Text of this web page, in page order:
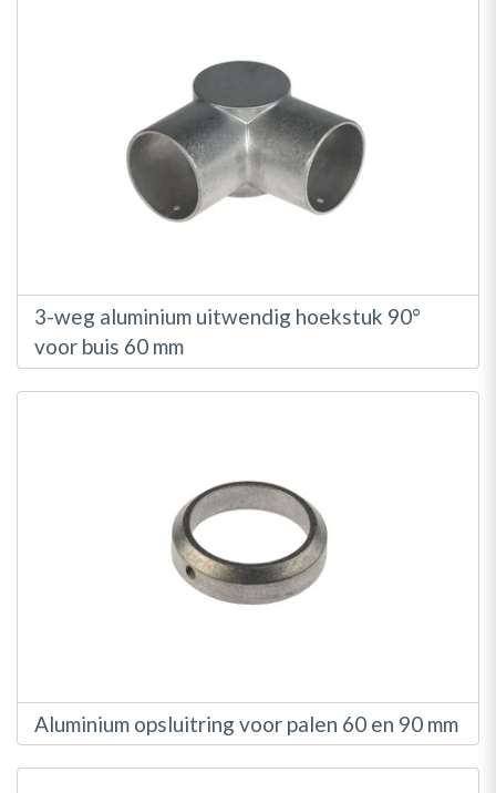
3-weg aluminium uitwendig hoekstuk 90°
voor buis 60 mm
Aluminium opsluitring voor palen 60 en 90 mm